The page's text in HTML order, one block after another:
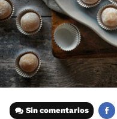
Sin comentarios